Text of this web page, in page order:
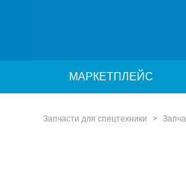
МАРКЕТПЛЕЙС
Запчасти для спецтехники